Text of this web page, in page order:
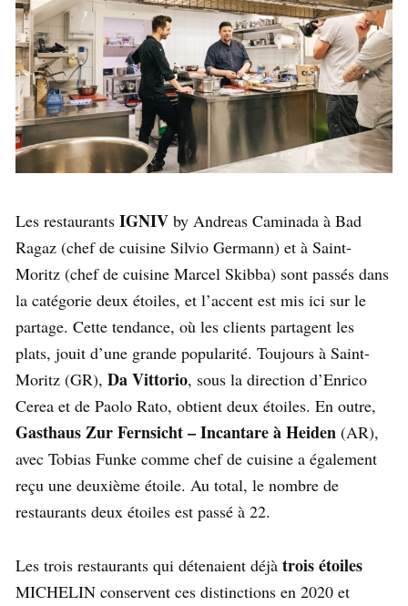
Les restaurants IGNIV by Andreas Caminada à Bad
Ragaz (chef de cuisine Silvio Germann) et à Saint-
Moritz (chef de cuisine Marcel Skibba) sont passés dans
la catégorie deux étoiles, et l’accent est mis ici sur le
partage. Cette tendance, où les clients partagent les
plats, jouit d’une grande popularité. Toujours à Saint-
Moritz (GR), Da Vittorio, sous la direction d’Enrico
Cerea et de Paolo Rato, obtient deux étoiles. En outre,
Gasthaus Zur Fernsicht – Incantare à Heiden (AR),
avec Tobias Funke comme chef de cuisine a également
reçu une deuxième étoile. Au total, le nombre de
restaurants deux étoiles est passé à 22.
Les trois restaurants qui détenaient déjà trois étoiles
MICHELIN conservent ces distinctions en 2020 et